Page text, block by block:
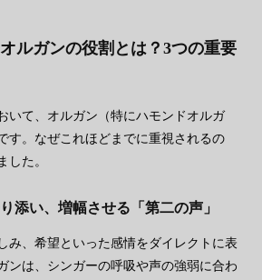
ルガンの役割とは？3つの重要
いて、オルガン（特にハモンドオルガ
す。なぜこれほどまでに重視されるの
した。
添い、増幅させる「第二の声」
み、希望といった感情をダイレクトに表
ンは、シンガーの呼吸や声の強弱に合わ